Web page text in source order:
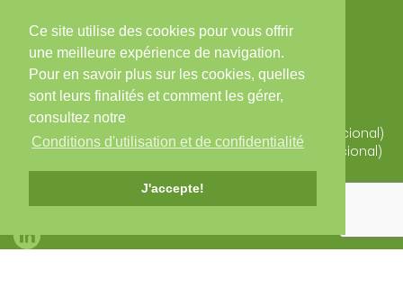
Ce site utilise des cookies pour vous offrir
une meilleure expérience de navigation.
Pour en savoir plus sur les cookies, quelles
sont leurs finalités et comment les gérer,
consultez notre
Conditions d'utilisation et de confidentialité
J'accepte!
Contacts
Zona Industrial, Arruamento C - Lote 56, 3850-184
ALBERGARIA-A-VELHA
Portugal
T. +351 234 529 340 (Chamada para a rede fixa nacional)
F. +351 234 523 827 (Chamada para a rede fixa nacional)
alberplas@alberplas.pt